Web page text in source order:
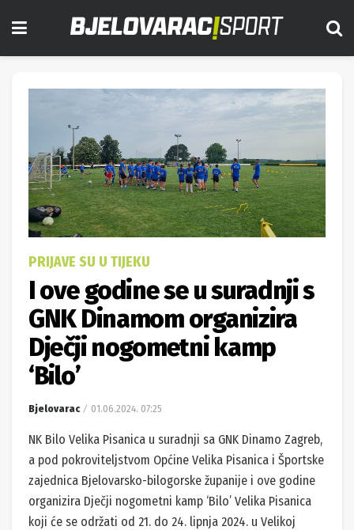
PRIJAVE SU U TIJEKU
I ove godine se u suradnji s
GNK Dinamom organizira
Dječji nogometni kamp
‘Bilo’
Bjelovarac 01.06.2024. 07:25
NK Bilo Velika Pisanica u suradnji sa GNK Dinamo Zagreb,
a pod pokroviteljstvom Općine Velika Pisanica i Športske
zajednica Bjelovarsko-bilogorske županije i ove godine
organizira Dječji nogometni kamp ‘Bilo’ Velika Pisanica
koji će se održati od 21. do 24. lipnja 2024. u Velikoj